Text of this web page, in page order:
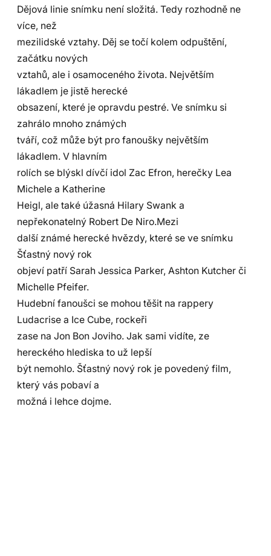
Dějová linie snímku není složitá. Tedy rozhodně ne
více, než
mezilidské vztahy. Děj se točí kolem odpuštění,
začátku nových
vztahů, ale i osamoceného života. Největším
lákadlem je jistě herecké
obsazení, které je opravdu pestré. Ve snímku si
zahrálo mnoho známých
tváří, což může být pro fanoušky největším
lákadlem. V hlavním
rolích se blýskl dívčí idol Zac Efron, herečky Lea
Michele a Katherine
Heigl, ale také úžasná Hilary Swank a
nepřekonatelný Robert De Niro.Mezi
další známé herecké hvězdy, které se ve snímku
Šťastný nový rok
objeví patří Sarah Jessica Parker, Ashton Kutcher či
Michelle Pfeifer.
Hudební fanoušci se mohou těšit na rappery
Ludacrise a Ice Cube, rockeři
zase na Jon Bon Joviho. Jak sami vidíte, ze
hereckého hlediska to už lepší
být nemohlo. Šťastný nový rok je povedený film,
který vás pobaví a
možná i lehce dojme.